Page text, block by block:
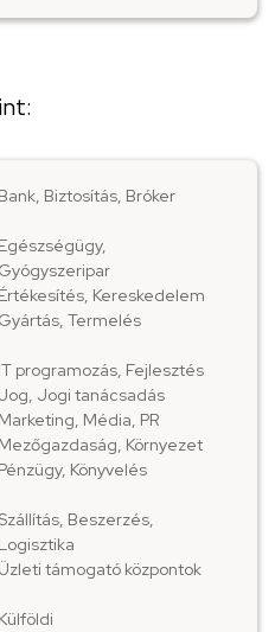
Bank, Biztosítás, Bróker
Egészségügy,
Gyógyszeripar
Értékesítés, Kereskedelem
Gyártás, Termelés
IT programozás, Fejlesztés
Jog, Jogi tanácsadás
Marketing, Média, PR
Mezőgazdaság, Környezet
Pénzügy, Könyvelés
Beszerzés,
Logisztika
Üzleti támogató központok
Külföldi